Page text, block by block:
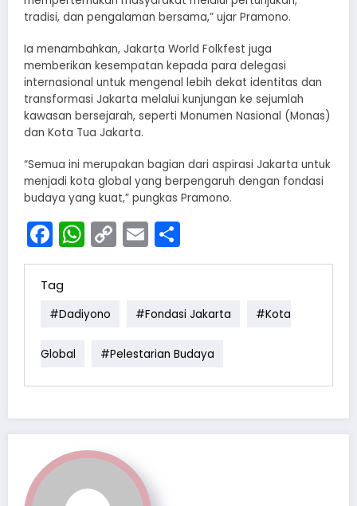
tradisi, dan pengalaman bersama,” ujar Pramono.
Ia menambahkan, Jakarta World Folkfest juga
memberikan kesempatan kepada para delegasi
internasional untuk mengenal lebih dekat identitas dan
transformasi Jakarta melalui kunjungan ke sejumlah
kawasan bersejarah, seperti Monumen Nasional (Monas)
dan Kota Tua Jakarta.
“Semua ini merupakan bagian dari aspirasi Jakarta untuk
menjadi kota global yang berpengaruh dengan fondasi
budaya yang kuat,” pungkas Pramono.
Facebook
WhatsApp
Copy
Link
Email
Tag
#Dadiyono #Fondasi Jakarta #Kota
Global #Pelestarian Budaya